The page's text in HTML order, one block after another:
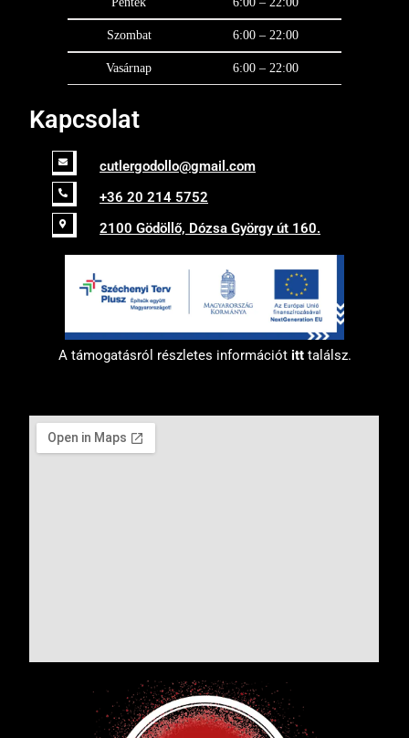
Szombat 6:00 – 22:00
Vasárnap 6:00 – 22:00
Kapcsolat
cutlergodollo@gmail.com
+36 20 214 5752
2100 Gödöllő, Dózsa György út 160.
A támogatásról részletes információt itt találsz.